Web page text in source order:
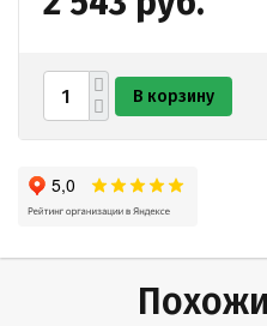
В корзину